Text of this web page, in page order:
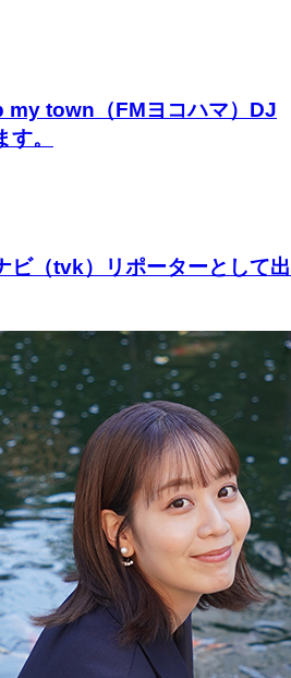
town（FMヨコハマ）DJ
。
（tvk）リポーターとして出